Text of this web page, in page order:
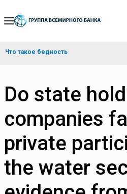
Skip
Navigation
Что такое бедность
Do state
companies
private
the water